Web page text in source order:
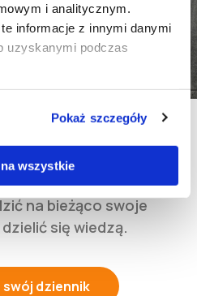
i analitycznym.
informacje z innymi danymi
uzyskanymi podczas
Pokaż szczegóły
wszystkie
?
Budowy
w naszym serwisie
na bieżąco swoje
się wiedzą.
dziennik